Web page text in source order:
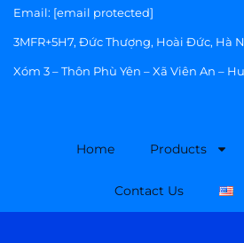
Email: [email protected]
3MFR+5H7, Đức Thượng, Hoài Đức, Hà
Xóm 3 – Thôn Phù Yên – Xã Viên An –
Home Products
Contact Us